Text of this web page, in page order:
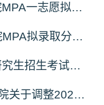
2026北京科技大学文法学院MPA一志愿拟录取分析解读
2026北京化工大学文法学院MPA拟录取分析解读
关于调整我院2027年硕士研究生招生考试科目及参考书的通知
中国农业大学人文与发展学院关于调整2027年硕士研究生招生考试初试科目的通知